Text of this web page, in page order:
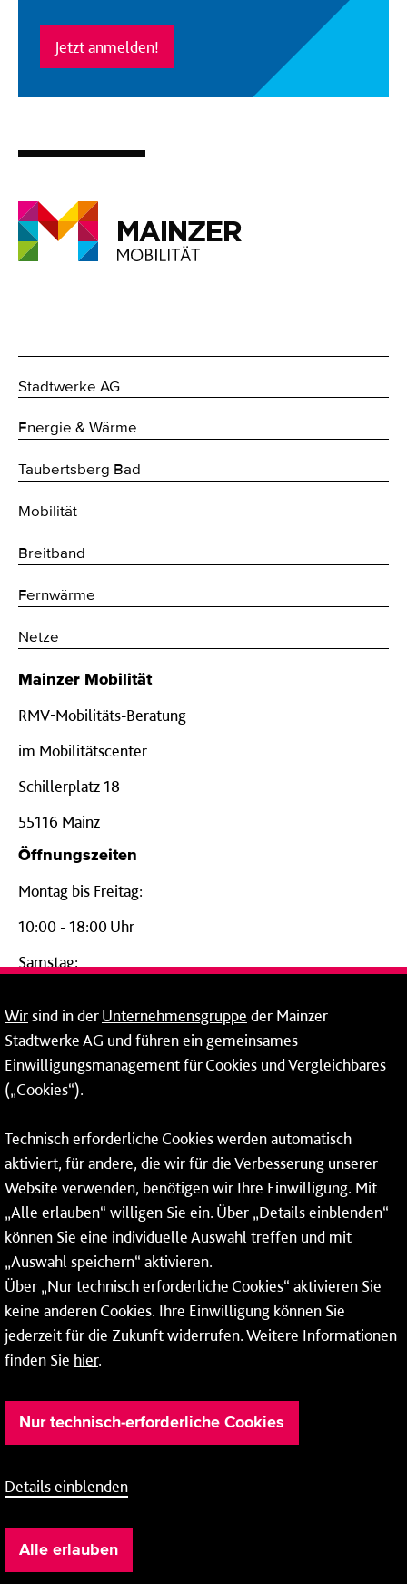
Jetzt anmelden!
Stadtwerke AG
Energie & Wärme
Taubertsberg Bad
Mobilität
Breitband
Fernwärme
Netze
Mainzer Mobilität
RMV-Mobilitäts-Beratung
im Mobilitätscenter
Schillerplatz 18
55116 Mainz
Öffnungszeiten
Montag bis Freitag:
10:00 - 18:00 Uhr
Samstag:
24-Stunden-Telefon*
06131 – 12 77 77
Fax: 06131 – 12 66 66
* Montags bis freitags bis 7 und ab 18 Uhr sowie an
Wochenenden und Feiertagen ganztags werden Ihre
Anrufe je nach Themenauswahl an ein Callcenter des
RMV oder von nextbike weitergeleitet. Dort erhalten Sie
ausschließlich Auskünfte zum Fahrplan bzw. zu
meinRad.
Wirsind in derUnternehmensgruppe der Mainzer
Stadtwerke AG und führen ein gemeinsames
Einwilligungsmanagement für Cookies und Vergleichbares
(„Cookies“).
Technisch erforderliche Cookies werden automatisch
aktiviert, für andere, die wir für die Verbesserung unserer
Website verwenden, benötigen wir Ihre Einwilligung. Mit
„Alle erlauben“ willigen Sie ein. Über „Details einblenden“
können Sie eine individuelle Auswahl treffen und mit
„Auswahl speichern“ aktivieren.
Über „Nur technisch erforderliche Cookies“ aktivieren Sie
keine anderen Cookies. Ihre Einwilligung können Sie
jederzeit für die Zukunft widerrufen. Weitere Informationen
finden Sie hier.
Nur technisch-erforderliche Cookies
Details einblenden
Alle erlauben